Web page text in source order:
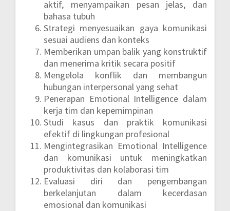
aktif, menyampaikan pesan jelas, dan
bahasa tubuh
Strategi menyesuaikan gaya komunikasi
sesuai audiens dan konteks
Memberikan umpan balik yang konstruktif
dan menerima kritik secara positif
Mengelola konflik dan membangun
hubungan interpersonal yang sehat
Penerapan Emotional Intelligence dalam
kerja tim dan kepemimpinan
Studi kasus dan praktik komunikasi
efektif di lingkungan profesional
Mengintegrasikan Emotional Intelligence
dan komunikasi untuk meningkatkan
produktivitas dan kolaborasi tim
Evaluasi diri dan pengembangan
berkelanjutan dalam kecerdasan
emosional dan komunikasi